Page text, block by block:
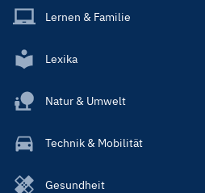
Lernen & Familie
Lexika
Natur & Umwelt
Technik & Mobilität
Gesundheit